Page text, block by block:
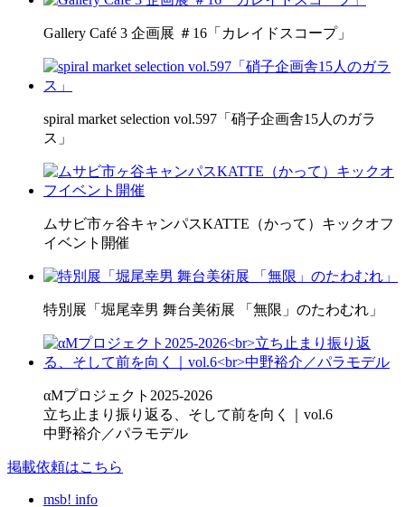
Gallery Café 3 企画展 ＃16「カレイドスコープ」
spiral market selection vol.597「硝子企画舎15人のガラ
ス」
ムサビ市ヶ谷キャンパスKATTE（かって）キックオフ
イベント開催
特別展「堀尾幸男 舞台美術展 「無限」のたわむれ」
αMプロジェクト2025-2026
立ち止まり振り返る、そして前を向く｜vol.6
中野裕介／パラモデル
掲載依頼はこちら
msb! info